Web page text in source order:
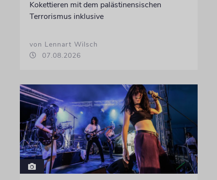
Kokettieren mit dem palästinensischen
Terrorismus inklusive
von Lennart Wilsch
07.08.2026